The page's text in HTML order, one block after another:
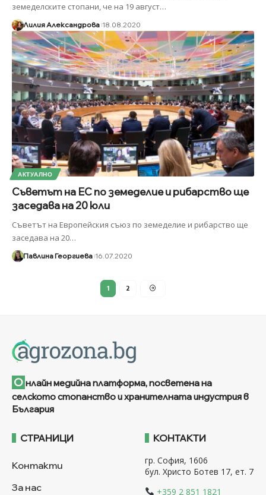
земеделските стопани, че на 19 август…
Лилия Александрова 18.08.2020
АКТУАЛНО
Съветът на ЕС по земеделие и рибарство ще
заседава на 20 юли
Съветът на Европейския съюз по земеделие и рибарство ще
заседава на 20…
Павлина Георгиева 16.07.2020
1 2
О нлайн медийна платформа, посветена на
селското стопанство и хранителната индустрия в
България
СТРАНИЦИ
Контакти
За нас
КОНТАКТИ
гр. София, 1606
бул. Христо Ботев 17, ет. 7
+359 2 851 1821